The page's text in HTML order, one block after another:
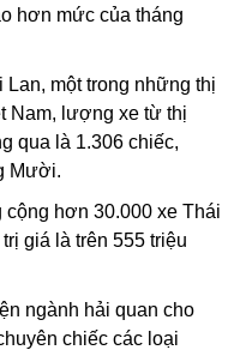
hơn mức của tháng
một trong những thị
Nam, lượng xe từ thị
qua là 1.306 chiếc,
Mười.
cộng hơn 30.000 xe Thái
giá là trên 555 triệu
ngành hải quan cho
chiếc các loại